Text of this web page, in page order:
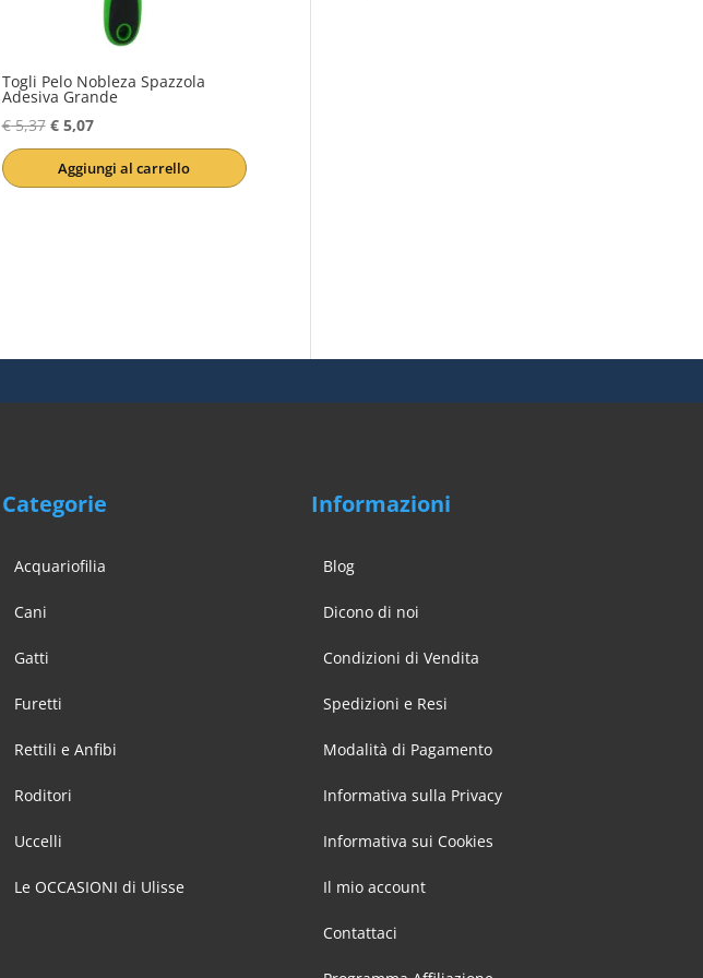
Togli Pelo Nobleza Spazzola
Adesiva Grande
€5,37 Il
prezzo
originale
€5,07Il
prezzo
attuale
Aggiungi al carrello
Categorie
Acquariofilia
Cani
Gatti
Furetti
Rettili e Anfibi
Roditori
Uccelli
Le OCCASIONI di Ulisse
Informazioni
Blog
Dicono di noi
Condizioni di Vendita
Spedizioni e Resi
Modalità di Pagamento
Informativa sulla Privacy
Informativa sui Cookies
Il mio account
Contattaci